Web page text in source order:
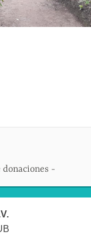
donaciones